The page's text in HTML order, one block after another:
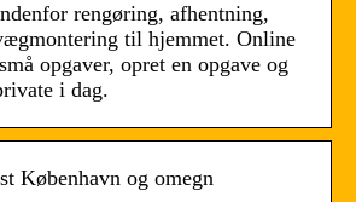
rengøring, afhentning,
til hjemmet. Online
opgaver, opret en opgave og
i dag.
København og omegn